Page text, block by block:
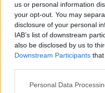
us or personal information
your opt-out. You may
disclosure of your personal
IAB’s list of downstream
also be disclosed by us to
Downstream Participants
Personal Data
direttamente sulle
sui principi.